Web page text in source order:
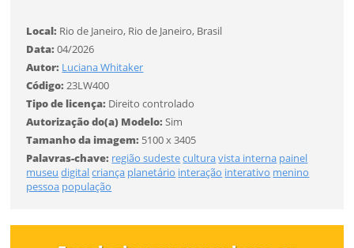
Local: Rio de Janeiro, Rio de Janeiro, Brasil
Data:04/2026
Autor: Luciana Whitaker
Código:23LW400
Tipo de licença: Direito controlado
Autorização do(a) Modelo:Sim
Tamanho da imagem: 5100 x 3405
Palavras-chave: região sudesteculturavista interna painel
museu digitalcriança planetário interação interativo menino
pessoa população
Formato
Tamanho
Desejo receber novidades sobre a Pulsar Imagens
Li e concordo com os Termos de Uso do site